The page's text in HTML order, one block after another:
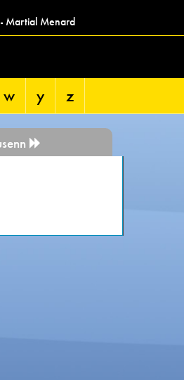
Martial Menard
w y z